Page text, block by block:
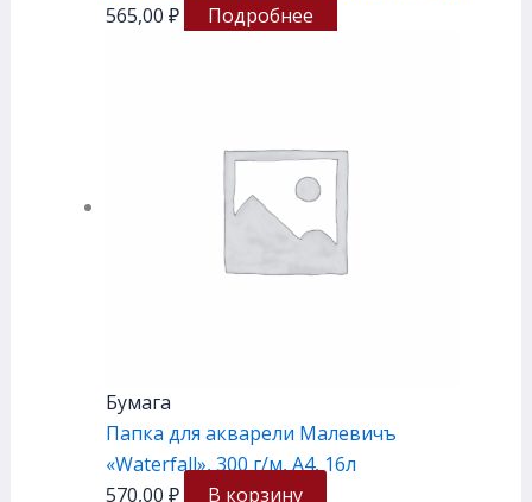
565,00 ₽ Подробнее
Бумага
Папка для акварели Малевичъ
«Waterfall», 300 г/м, А4, 16л
570,00 ₽ В корзину